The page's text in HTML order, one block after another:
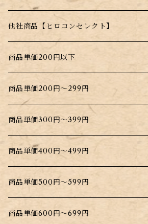
水戻し不要！料理にそのまま入れるだけ！
他社商品【ヒロコンセレクト】
北海道根こんぶだし
大間生まれのこんぶだし
商品単価200円以下
商品単価200円～299円
商品単価300円～399円
商品単価400円～499円
商品単価500円～599円
商品単価600円～699円